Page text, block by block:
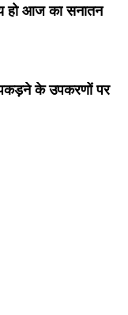
हो आज का सनातन
के उपकरणों पर